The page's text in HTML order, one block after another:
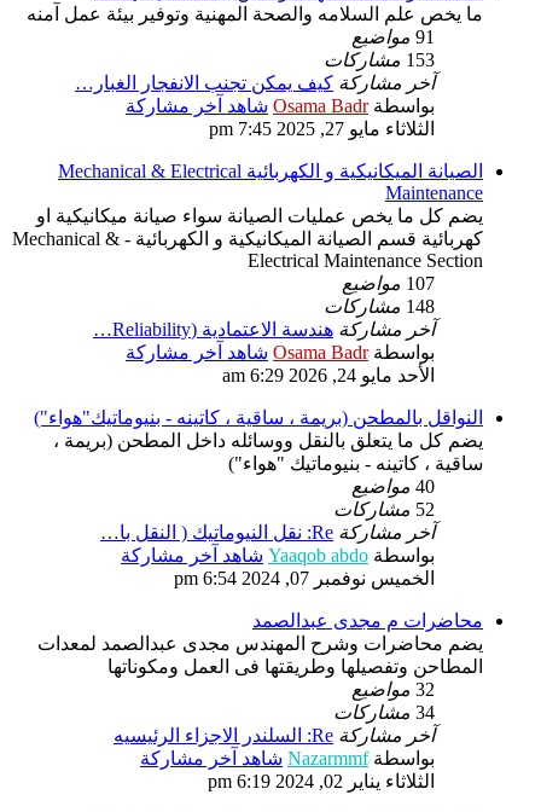
ما يخص علم السلامه والصحة المهنية وتوفير بيئة عمل آمنه
91 مواضيع
153 مشاركات
آخر مشاركة كيف يمكن تجنب الانفجار الغبار…
بواسطةOsama Badr شاهد آخر مشاركة
الثلاثاء مايو 27, 2025 7:45 pm
الصيانة الميكانيكية و الكهربائية Mechanical & Electrical
Maintenance
يضم كل ما يخص عمليات الصيانة سواء صيانة ميكانيكية او
كهربائية قسم الصيانة الميكانيكية و الكهربائية - Mechanical &
Electrical Maintenance Section
107 مواضيع
148 مشاركات
آخر مشاركة هندسة الاعتمادية (Reliability…
بواسطةOsama Badr شاهد آخر مشاركة
الأحد مايو 24, 2026 6:29 am
النواقل بالمطحن (بريمة ، ساقية ، كاتينه - بنيوماتيك"هواء")
يضم كل ما يتعلق بالنقل ووسائله داخل المطحن (بريمة ،
ساقية ، كاتينه - بنيوماتيك "هواء")
40 مواضيع
52 مشاركات
آخر مشاركة Re: نقل النيوماتيك ( النقل با…
بواسطة Yaaqob abdo شاهد آخر مشاركة
الخميس نوفمبر 07, 2024 6:54 pm
محاضرات م مجدى عبدالصمد
يضم محاضرات وشرح المهندس مجدى عبدالصمد لمعدات
المطاحن وتفصيلها وطريقتها فى العمل ومكوناتها
32 مواضيع
34 مشاركات
آخر مشاركة Re: السلندر الاجزاء الرئيسيه
بواسطةNazarmmf شاهد آخر مشاركة
الثلاثاء يناير 02, 2024 6:19 pm